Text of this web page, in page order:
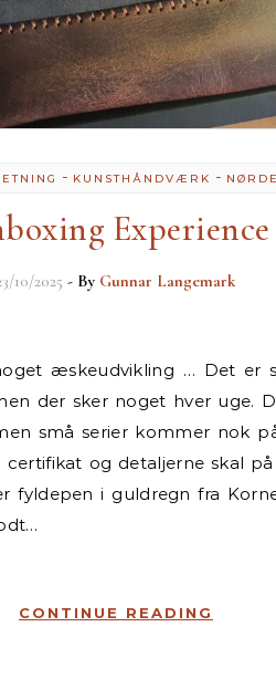
- KUNSTHÅNDVÆRK -
Experience
10/2025 - By Gunnar Langemark
der sker noget hver uge.
små serier kommer nok
og detaljerne skal
fyldepen i guldregn fra
CONTINUE READING